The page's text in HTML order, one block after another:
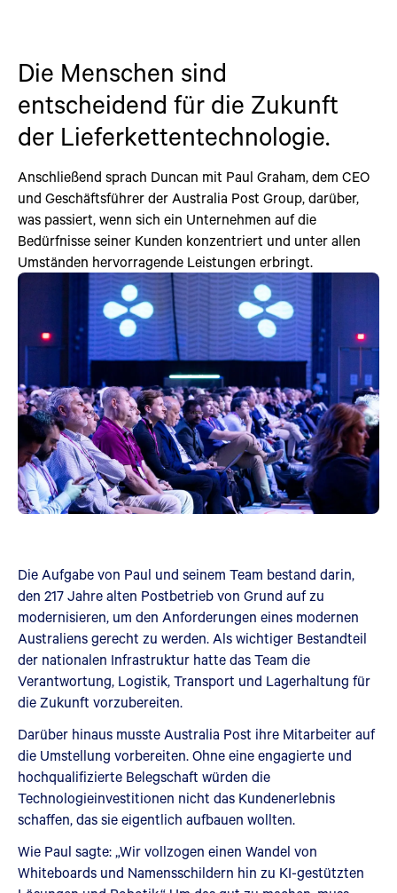
Die Menschen sind
entscheidend für die Zukunft
der Lieferkettentechnologie.
Anschließend sprach Duncan mit Paul Graham, dem CEO
und Geschäftsführer der Australia Post Group, darüber,
was passiert, wenn sich ein Unternehmen auf die
Bedürfnisse seiner Kunden konzentriert und unter allen
Umständen hervorragende Leistungen erbringt.
Die Aufgabe von Paul und seinem Team bestand darin,
den 217 Jahre alten Postbetrieb von Grund auf zu
modernisieren, um den Anforderungen eines modernen
Australiens gerecht zu werden. Als wichtiger Bestandteil
der nationalen Infrastruktur hatte das Team die
Verantwortung, Logistik, Transport und Lagerhaltung für
die Zukunft vorzubereiten.
Darüber hinaus musste Australia Post ihre Mitarbeiter auf
die Umstellung vorbereiten. Ohne eine engagierte und
hochqualifizierte Belegschaft würden die
Technologieinvestitionen nicht das Kundenerlebnis
schaffen, das sie eigentlich aufbauen wollten.
Wie Paul sagte: „Wir vollzogen einen Wandel von
Whiteboards und Namensschildern hin zu KI-gestützten